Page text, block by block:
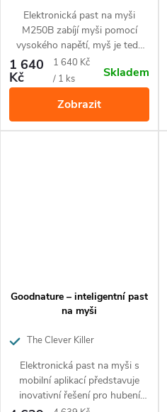
Elektronická past na myši
M250B zabíjí myši pomocí
vysokého napětí, myš je tedy
usmrcena humánně šokem.
1 640
Kč
Měrná
cena:
1 640 Kč
/ 1 ks
Skladem
Zobrazit
Goodnature – inteligentní past
na myši
The Clever Killer
Elektronická past na myši s
mobilní aplikací představuje
inovativní řešení pro hubení